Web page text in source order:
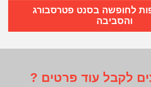
לחופשה בסנט פטרסבורג
והסביבה
לקבל עוד פרטים ?